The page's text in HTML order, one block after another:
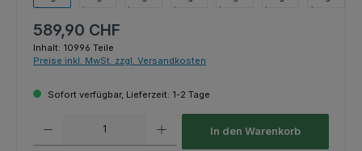
Regulärer Preis:
589,90 CHF
Inhalt: 10996 Teile
Preise inkl. MwSt. zzgl. Versandkosten
Sofort verfügbar, Lieferzeit: 1-2 Tage
In den Warenkorb